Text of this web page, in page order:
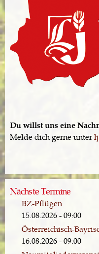
Du willst uns eine
Melde dich gerne unter
Nächste Termine
BZ-Pflügen
15.08.2026 - 09:00
Österreichisch-
16.08.2026 - 09:00